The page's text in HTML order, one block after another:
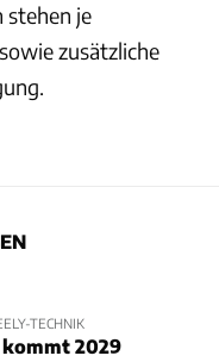
stehen je
zusätzliche
TECHNIK
kommt 2029